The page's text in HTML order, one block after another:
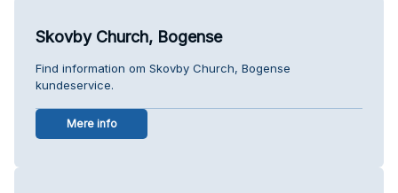
Skovby Church, Bogense
Find information om Skovby Church, Bogense
kundeservice.
Mere info